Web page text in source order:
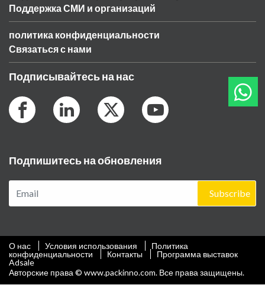
Поддержка СМИ и организаций
политика конфиденциальности
Связаться с нами
Подписывайтесь на нас
Подпишитесь на обновления
Subscribe
О нас Условия использования
Политика
конфиденциальности
Контакты
Программа выставок
Adsale
Авторские права © www.packinno.com. Все права защищены.